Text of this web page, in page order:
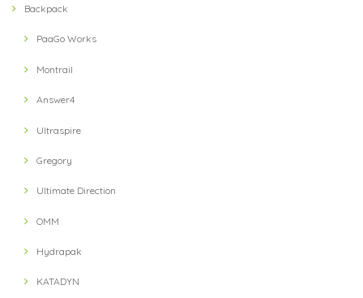
Backpack
PaaGo Works
Montrail
Answer4
Ultraspire
Gregory
Ultimate Direction
OMM
Hydrapak
KATADYN